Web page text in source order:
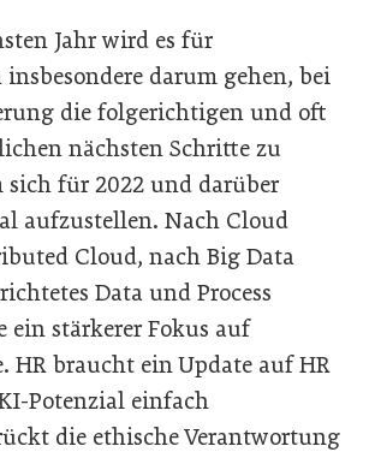
Jahr wird es für
darum gehen, bei
die folgerichtigen und oft
nächsten Schritte zu
sich für 2022 und darüber
aufzustellen. Nach Cloud
Cloud, nach Big Data
Data und Process
ein stärkerer Fokus auf
HR braucht ein Update auf HR
Potenzial einfach
die ethische Verantwortung